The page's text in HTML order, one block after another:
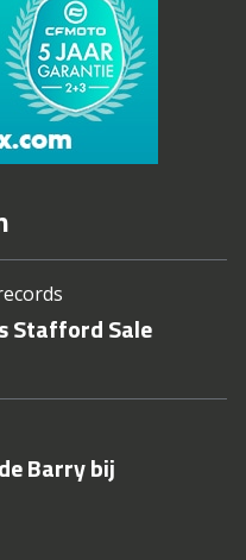
Stafford Sale
Barry bij